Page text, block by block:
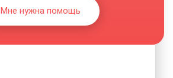
Мне нужна помощь